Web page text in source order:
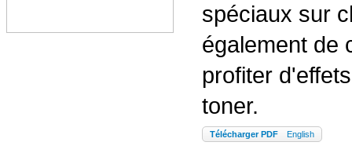
spéciaux sur
également de
profiter
toner.
Télécharger PDF English